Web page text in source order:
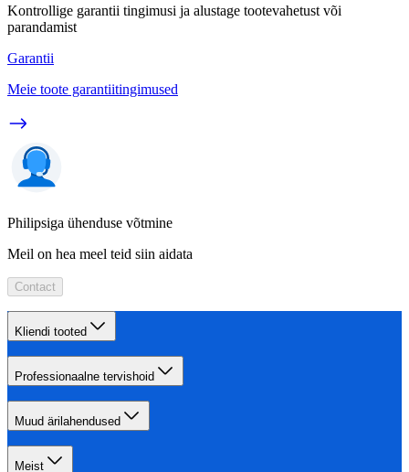
Kontrollige garantii tingimusi ja alustage tootevahetust või
parandamist
Garantii
Meie toote garantiitingimused
Philipsiga ühenduse võtmine
Meil on hea meel teid siin aidata
Contact
Kliendi tooted
Professionaalne tervishoid
Muud ärilahendused
Meist